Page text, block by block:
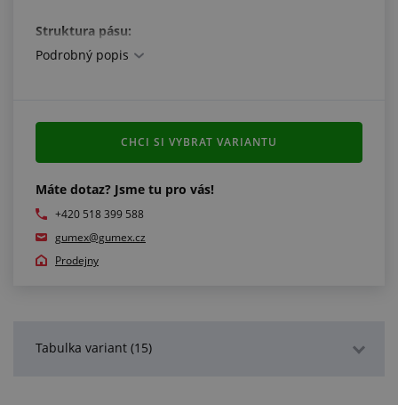
Struktura pásu:
vrchní vrstva: PVC, tloušťka 0,3 mm
FDA (21 CFR 177.2600)
Podrobný popis
Máte dotaz? Jsme tu pro vás!
+420 518 399 588
gumex@gumex.cz
Prodejny
CHCI SI VYBRAT VARIANTU
Tabulka variant (15)